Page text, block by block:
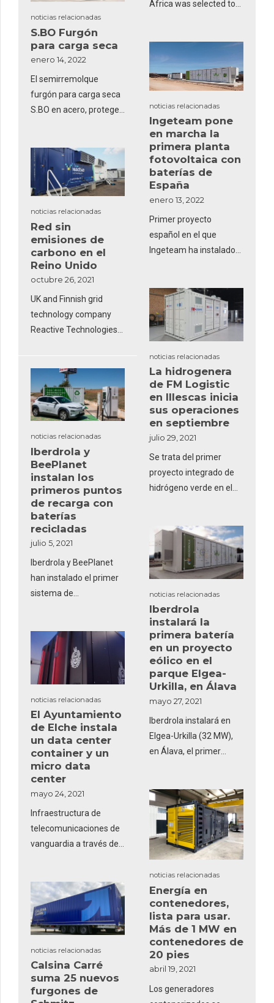
Africa was selected to
in the form of 12 MW
diesel generator
for gold mining
company Delta Gold
Zimbabwe’s Eureka
mine.
noticias relacionadas
S.BO Furgón
para carga seca
enero 14, 2022
El semirremolque
furgón para carga seca
S.BO en acero, protege
mercancías
intercontinental.
Especialmente en el
no acompañado, el S.BO
es el socio ideal.
noticias relacionadas
Ingeteam pone
en marcha la
primera planta
fotovoltaica con
baterías de
España
enero 13, 2022
Primer proyecto
español en el que
Ingeteam ha instalado
baterías de manera
distribuida dentro de la
planta fotovoltaica.
noticias relacionadas
Red sin
emisiones de
carbono en el
Reino Unido
octubre 26, 2021
UK and Finnish grid
technology company
Reactive Technologies
measurement service
with National Grid
Electricity System
Operator (ESO)
following the
construction of the
world’s largest
continuously operating
grid-scale
ultracapacitor.
noticias relacionadas
La hidrogenera
de FM Logistic
en Illescas inicia
sus operaciones
en septiembre
julio 29, 2021
Se trata del primer
proyecto integrado de
hidrógeno verde en el
externo.
noticias relacionadas
Iberdrola y
BeePlanet
instalan los
primeros puntos
de recarga con
baterías
recicladas
julio 5, 2021
Iberdrola y BeePlanet
han instalado el primer
sistema de
baterías de segunda
vida para alimentar
puntos de recarga de
vehículo eléctrico.
noticias relacionadas
Iberdrola
instalará la
primera batería
en un proyecto
eólico en el
parque Elgea-
Urkilla, en Álava
mayo 27, 2021
Iberdrola instalará en
Elgea-Urkilla (32 MW),
en Álava, el primer
baterías en un parque
eólico en España y
tendrá una potencia
instalada de 5 MW y 5
MWh de capacidad de
almacenamiento.
Además, la compañía
ha proyectado otra en la
ST de Abadiño (Bizkaia,
también en el País
Vasco), donde evacua el
parque eólico de Oiz, de
instalada por Ingeteam.
noticias relacionadas
El Ayuntamiento
de Elche instala
un data center
container y un
micro data
center
mayo 24, 2021
Infraestructura de
telecomunicaciones de
vanguardia a través de
las máximas exigencias
de eficiencia energética
y un Micro Data Center
como elementos
redundados
noticias relacionadas
Energía en
contenedores,
lista para usar.
Más de 1 MW en
contenedores de
20 pies
abril 19, 2021
Los generadores
noticias relacionadas
Calsina Carré
suma 25 nuevos
furgones de